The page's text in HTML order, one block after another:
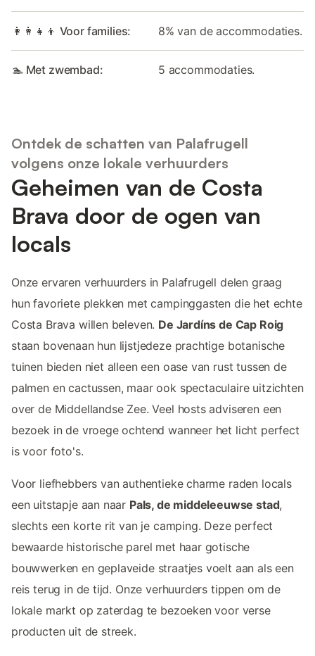
👩‍👩‍👧‍👦 Voor families: 8% van de accommodaties.
🏊 Met zwembad: 5 accommodaties.
Ontdek de schatten van Palafrugell
volgens onze lokale verhuurders
Geheimen van de Costa
Brava door de ogen van
locals
Onze ervaren verhuurders in Palafrugell delen graag
hun favoriete plekken met campinggasten die het echte
Costa Brava willen beleven. De Jardíns de Cap Roig
staan bovenaan hun lijstjedeze prachtige botanische
tuinen bieden niet alleen een oase van rust tussen de
palmen en cactussen, maar ook spectaculaire uitzichten
over de Middellandse Zee. Veel hosts adviseren een
bezoek in de vroege ochtend wanneer het licht perfect
is voor foto's.
Voor liefhebbers van authentieke charme raden locals
een uitstapje aan naar Pals, de middeleeuwse stad,
slechts een korte rit van je camping. Deze perfect
bewaarde historische parel met haar gotische
bouwwerken en geplaveide straatjes voelt aan als een
reis terug in de tijd. Onze verhuurders tippen om de
lokale markt op zaterdag te bezoeken voor verse
producten uit de streek.